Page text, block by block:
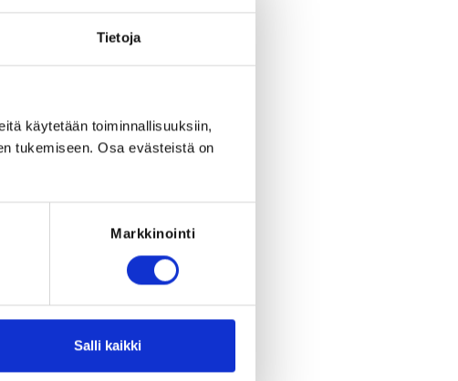
Tietoja
käytetään toiminnallisuuksiin,
tukemiseen. Osa evästeistä on
Markkinointi
Salli kaikki
period ended on at